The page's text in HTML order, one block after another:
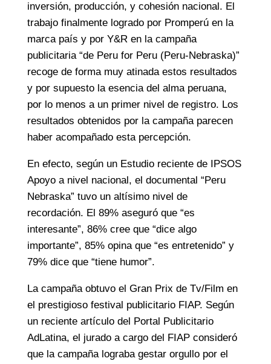
inversión, producción, y cohesión nacional. El
trabajo finalmente logrado por Promperú en la
marca país y por Y&R en la campaña
publicitaria “de Peru for Peru (Peru-Nebraska)”
recoge de forma muy atinada estos resultados
y por supuesto la esencia del alma peruana,
por lo menos a un primer nivel de registro. Los
resultados obtenidos por la campaña parecen
haber acompañado esta percepción.
En efecto, según un Estudio reciente de IPSOS
Apoyo a nivel nacional, el documental “Peru
Nebraska” tuvo un altísimo nivel de
recordación. El 89% aseguró que “es
interesante”, 86% cree que “dice algo
importante”, 85% opina que “es entretenido” y
79% dice que “tiene humor”.
La campaña obtuvo el Gran Prix de Tv/Film en
el prestigioso festival publicitario FIAP. Según
un reciente artículo del Portal Publicitario
AdLatina, el jurado a cargo del FIAP consideró
que la campaña lograba gestar orgullo por el